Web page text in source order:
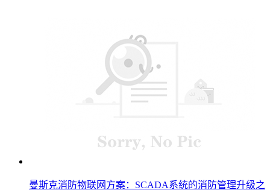
曼斯克消防物联网方案：SCADA系统的消防管理升级之